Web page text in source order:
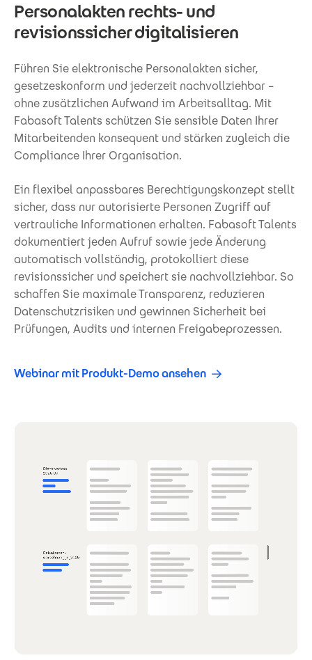
Personalakten rechts- und
revisionssicher digitalisieren
Führen Sie elektronische Personalakten sicher,
gesetzeskonform und jederzeit nachvollziehbar –
ohne zusätzlichen Aufwand im Arbeitsalltag. Mit
Fabasoft Talents schützen Sie sensible Daten Ihrer
Mitarbeitenden konsequent und stärken zugleich die
Compliance Ihrer Organisation.
Ein flexibel anpassbares Berechtigungskonzept stellt
sicher, dass nur autorisierte Personen Zugriff auf
vertrauliche Informationen erhalten. Fabasoft Talents
dokumentiert jeden Aufruf sowie jede Änderung
automatisch vollständig, protokolliert diese
revisionssicher und speichert sie nachvollziehbar. So
schaffen Sie maximale Transparenz, reduzieren
Datenschutzrisiken und gewinnen Sicherheit bei
Prüfungen, Audits und internen Freigabeprozessen.
Webinar mit Produkt-Demo ansehen